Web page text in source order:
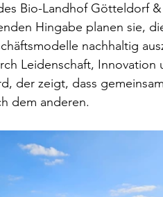
Bio-Landhof Götteldorf
Hingabe planen sie,
nachhaltig
Leidenschaft, Innovation
der zeigt, dass
dem anderen.